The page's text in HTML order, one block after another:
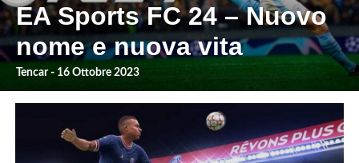
EA Sports FC 24 – Nuovo
nome e nuova vita
Tencar - 16 Ottobre 2023